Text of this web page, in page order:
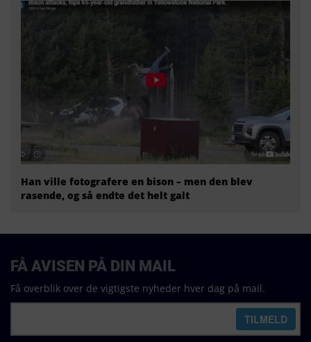
Han ville fotografere en bison – men den blev
rasende, og så endte det helt galt
FÅ AVISEN PÅ DIN MAIL
Få overblik over de vigtigste nyheder hver dag på mail.